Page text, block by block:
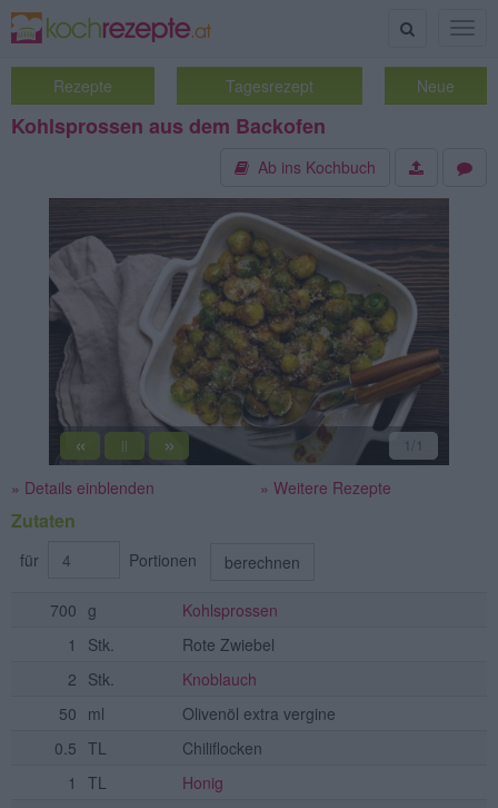
Suche
Rezepte Tagesrezept Neue
Kohlsprossen aus dem Backofen
Ab ins Kochbuch
« || » 1 /1
» Details einblenden » Weitere Rezepte
Zutaten
für Portionen berechnen
700 g
Kohlsprossen
1
Stk.
Rote Zwiebel
2 Stk.
Knoblauch
50 ml
Olivenöl extra vergine
0.5 TL
Chiliflocken
1
TL
Honig